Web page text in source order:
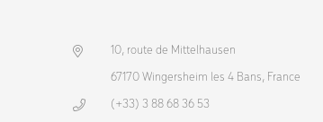
10, route de Mittelhausen
67170 Wingersheim les 4 Bans, France
(+33) 3 88 68 36 53